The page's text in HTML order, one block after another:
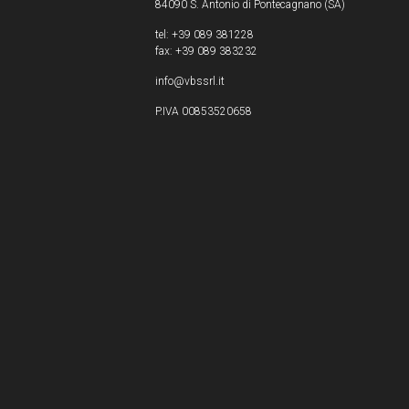
84090 S. Antonio di Pontecagnano (SA)
tel: +39 089 381228
fax: +39 089 383232
info@vbssrl.it
P.IVA 00853520658